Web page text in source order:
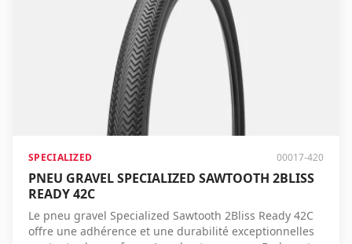
Terrain - Gravier compact et semi-ameubli. Carcasse -
Carcasse TLR 60 TPI en 3 couches. Composés -
GRIPTON T2/T5. Combinaison de roues recommandée -
Roval Terra. Poids estimé - 700x35c, 380 g, 700x40c, 470
g, 700x45c, 520 g.
SPECIALIZED 00017-420
PNEU GRAVEL SPECIALIZED SAWTOOTH 2BLISS
READY 42C
Le pneu gravel Specialized Sawtooth 2Bliss Ready 42C
offre une adhérence et une durabilité exceptionnelles